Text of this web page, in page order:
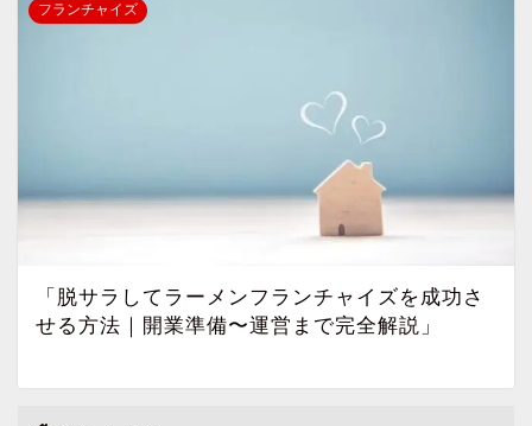
フランチャイズ
「脱サラしてラーメンフランチャイズを成功さ
せる方法｜開業準備〜運営まで完全解説」